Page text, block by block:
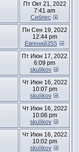
Пт Окт 21, 2022
7:41 am
Сиблес
Пн Сен 19, 2022
12:44 pm
Евгений355
Пт Июн 17, 2022
6:09 pm
skulikov
Чт Июн 16, 2022
10:07 pm
skulikov
Чт Июн 16, 2022
10:06 pm
skulikov
Чт Июн 16, 2022
10:02 pm
skulikov